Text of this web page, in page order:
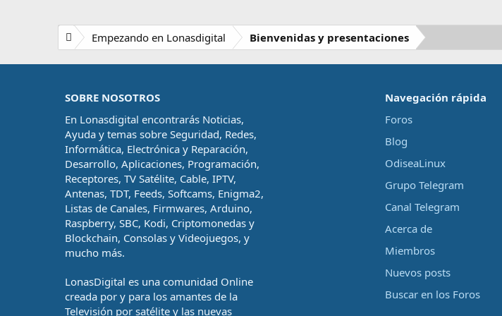
Empezando en Lonasdigital Bienvenidas y presentaciones
SOBRE NOSOTROS
En Lonasdigital encontrarás Noticias,
Ayuda y temas sobre Seguridad, Redes,
Informática, Electrónica y Reparación,
Desarrollo, Aplicaciones, Programación,
Receptores, TV Satélite, Cable, IPTV,
Antenas, TDT, Feeds, Softcams, Enigma2,
Listas de Canales, Firmwares, Arduino,
Raspberry, SBC, Kodi, Criptomonedas y
Blockchain, Consolas y Videojuegos, y
mucho más.
LonasDigital es una comunidad Online
creada por y para los amantes de la
Televisión por satélite y las nuevas
‎Navegación rápida‎
Foros
Blog
OdiseaLinux
Grupo Telegram
Canal Telegram
Acerca de
Miembros
Nuevos posts
Buscar en los Foros